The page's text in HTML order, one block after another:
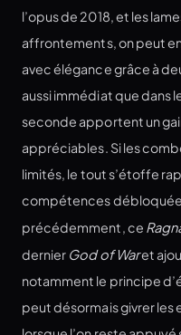
l’opus de 2018, et les
affrontements, on peut
avec élégance grâce à
aussi immédiat que dans
seconde apportent un
appréciables. Si les
limités, le tout s’étoffe
compétences
précédemment, ce
dernier God of Waret
notamment le principe
peut désormais givrer les